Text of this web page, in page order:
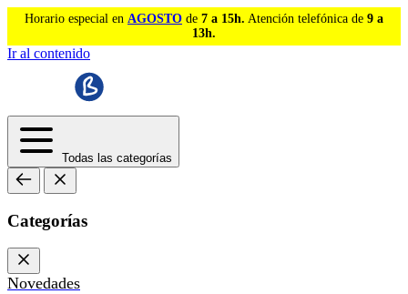
Horario especial en AGOSTO de 7 a 15h. Atención telefónica de 9 a
13h.
Ir al contenido
Todas las categorías
Categorías
Novedades